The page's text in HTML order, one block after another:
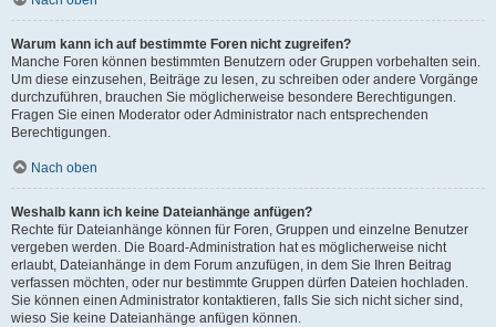
Warum kann ich auf bestimmte Foren nicht zugreifen?
Manche Foren können bestimmten Benutzern oder Gruppen vorbehalten sein.
Um diese einzusehen, Beiträge zu lesen, zu schreiben oder andere Vorgänge
durchzuführen, brauchen Sie möglicherweise besondere Berechtigungen.
Fragen Sie einen Moderator oder Administrator nach entsprechenden
Berechtigungen.
Nach oben
Weshalb kann ich keine Dateianhänge anfügen?
Rechte für Dateianhänge können für Foren, Gruppen und einzelne Benutzer
vergeben werden. Die Board-Administration hat es möglicherweise nicht
erlaubt, Dateianhänge in dem Forum anzufügen, in dem Sie Ihren Beitrag
verfassen möchten, oder nur bestimmte Gruppen dürfen Dateien hochladen.
Sie können einen Administrator kontaktieren, falls Sie sich nicht sicher sind,
wieso Sie keine Dateianhänge anfügen können.